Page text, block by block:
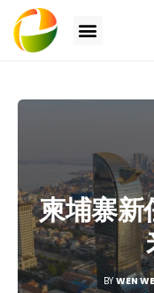
月讯
数位媒体
房产入门
柬埔寨新
BY WEN